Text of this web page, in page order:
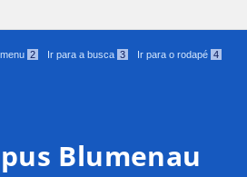
2 Ir para a busca 3 Ir para o rodapé 4
Blumenau